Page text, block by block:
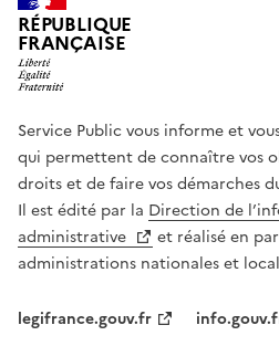
RÉPUBLIQUE
FRANÇAISE
Service Public vous informe et
qui permettent de connaître vos
droits et de faire vos démarches
Il est édité par la Direction de
administrative
et réalisé en
administrations nationales et
legifrance.gouv.fr